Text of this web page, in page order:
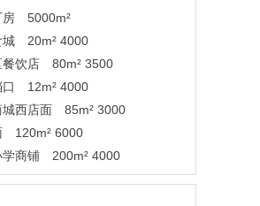
房 5000m²
城 20m² 4000
餐饮店 80m² 3500
口 12m² 4000
城西店面 85m² 3000
120m² 6000
学商铺 200m² 4000